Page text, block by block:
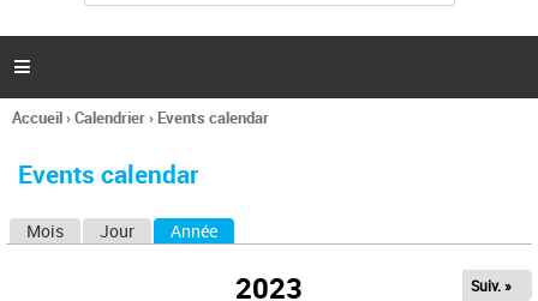
l
c
h
e

Vous
ici
Accueil›Calendrier› Events calendar
Events calendar
Mois Jour Année
2023 Suiv. »